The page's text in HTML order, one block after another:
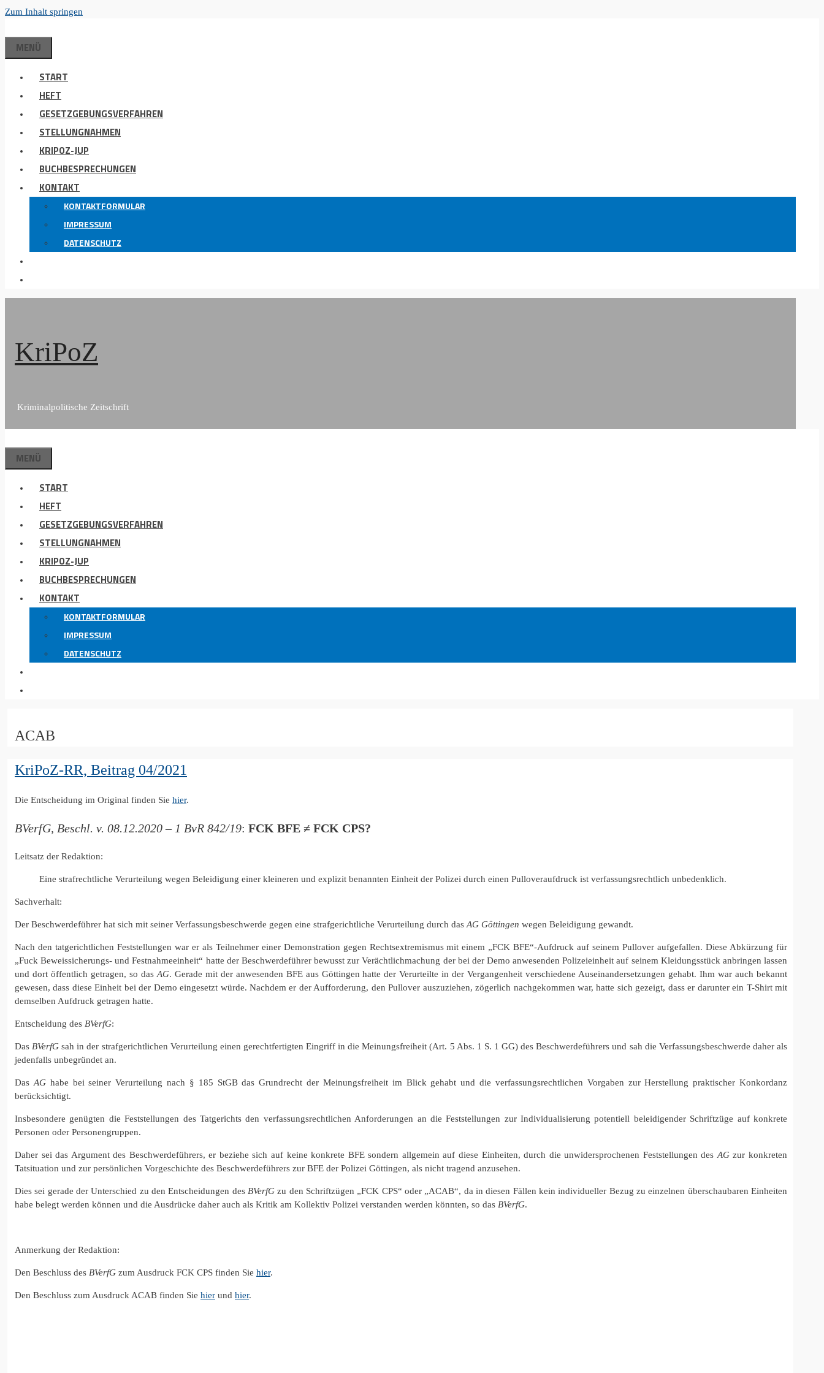
Zum Inhalt springen
MENÜ
START
HEFT
GESETZGEBUNGSVERFAHREN
STELLUNGNAHMEN
KRIPOZ-JUP
BUCHBESPRECHUNGEN
KONTAKT
KONTAKTFORMULAR
IMPRESSUM
DATENSCHUTZ
KriPoZ
Kriminalpolitische Zeitschrift
MENÜ
START
HEFT
GESETZGEBUNGSVERFAHREN
STELLUNGNAHMEN
KRIPOZ-JUP
BUCHBESPRECHUNGEN
KONTAKT
KONTAKTFORMULAR
IMPRESSUM
DATENSCHUTZ
ACAB
KriPoZ-RR, Beitrag 04/2021
Die Entscheidung im Original finden Sie hier.
BVerfG, Beschl. v. 08.12.2020 – 1 BvR 842/19: FCK BFE ≠ FCK CPS?
Leitsatz der Redaktion:
Eine strafrechtliche Verurteilung wegen Beleidigung einer kleineren und explizit benannten Einheit der Polizei durch einen Pulloveraufdruck ist verfassungsrechtlich unbedenklich.
Sachverhalt:
Der Beschwerdeführer hat sich mit seiner Verfassungsbeschwerde gegen eine strafgerichtliche Verurteilung durch das AG Göttingen wegen Beleidigung gewandt.
Nach den tatgerichtlichen Feststellungen war er als Teilnehmer einer Demonstration gegen Rechtsextremismus mit einem „FCK BFE“-Aufdruck auf seinem Pullover aufgefallen. Diese Abkürzung für
„Fuck Beweissicherungs- und Festnahmeeinheit“ hatte der Beschwerdeführer bewusst zur Verächtlichmachung der bei der Demo anwesenden Polizeieinheit auf seinem Kleidungsstück anbringen lassen
und dort öffentlich getragen, so das AG. Gerade mit der anwesenden BFE aus Göttingen hatte der Verurteilte in der Vergangenheit verschiedene Auseinandersetzungen gehabt. Ihm war auch bekannt
gewesen, dass diese Einheit bei der Demo eingesetzt würde. Nachdem er der Aufforderung, den Pullover auszuziehen, zögerlich nachgekommen war, hatte sich gezeigt, dass er darunter ein T-Shirt mit
demselben Aufdruck getragen hatte.
Entscheidung des BVerfG:
Das BVerfG sah in der strafgerichtlichen Verurteilung einen gerechtfertigten Eingriff in die Meinungsfreiheit (Art. 5 Abs. 1 S. 1 GG) des Beschwerdeführers und sah die Verfassungsbeschwerde daher als
jedenfalls unbegründet an.
Das AGhabe bei seiner Verurteilung nach § 185 StGB das Grundrecht der Meinungsfreiheit im Blick gehabt und die verfassungsrechtlichen Vorgaben zur Herstellung praktischer Konkordanz
berücksichtigt.
Insbesondere genügten die Feststellungen des Tatgerichts den verfassungsrechtlichen Anforderungen an die Feststellungen zur Individualisierung potentiell beleidigender Schriftzüge auf konkrete
Personen oder Personengruppen.
Daher sei das Argument des Beschwerdeführers, er beziehe sich auf keine konkrete BFE sondern allgemein auf diese Einheiten, durch die unwidersprochenen Feststellungen des AGzur konkreten
Tatsituation und zur persönlichen Vorgeschichte des Beschwerdeführers zur BFE der Polizei Göttingen, als nicht tragend anzusehen.
Dies sei gerade der Unterschied zu den Entscheidungen des BVerfG zu den Schriftzügen „FCK CPS“ oder „ACAB“, da in diesen Fällen kein individueller Bezug zu einzelnen überschaubaren Einheiten
habe belegt werden können und die Ausdrücke daher auch als Kritik am Kollektiv Polizei verstanden werden könnten, so das BVerfG.
Anmerkung der Redaktion:
Den Beschluss des BVerfG zum Ausdruck FCK CPS finden Sie hier.
Den Beschluss zum Ausdruck ACAB finden Sie hier und hier.